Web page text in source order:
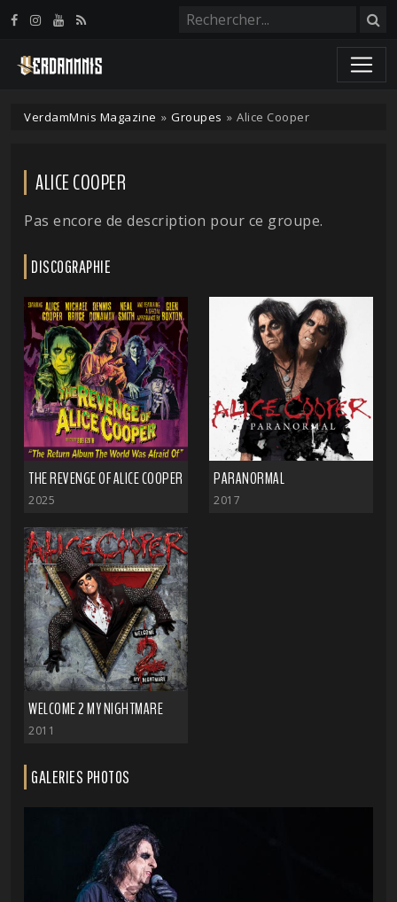
VerdamMnis Magazine » Groupes » Alice Cooper
ALICE COOPER
Pas encore de description pour ce groupe.
DISCOGRAPHIE
THE REVENGE OF ALICE COOPER
2025
PARANORMAL
2017
WELCOME 2 MY NIGHTMARE
2011
GALERIES PHOTOS
Panneau de gestion des cookies